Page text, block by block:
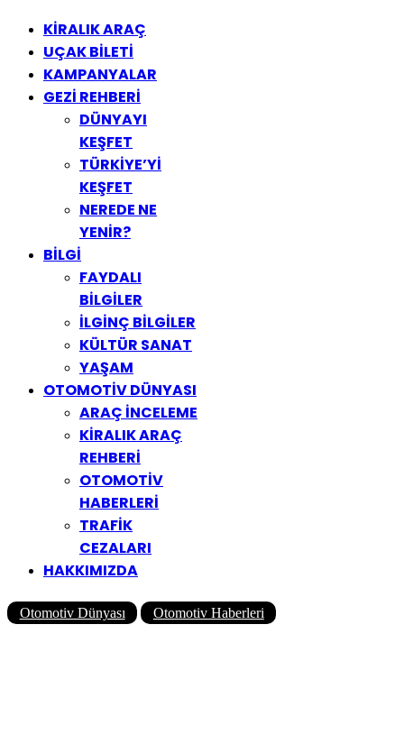
KİRALIK ARAÇ
UÇAK BİLETİ
KAMPANYALAR
GEZİ REHBERİ
DÜNYAYI
KEŞFET
TÜRKİYE’Yİ
KEŞFET
NEREDE NE
YENİR?
BİLGİ
FAYDALI
BİLGİLER
İLGİNÇ BİLGİLER
KÜLTÜR SANAT
YAŞAM
OTOMOTİV DÜNYASI
ARAÇ İNCELEME
KİRALIK ARAÇ
REHBERİ
OTOMOTİV
HABERLERİ
TRAFİK
CEZALARI
HAKKIMIZDA
Otomotiv Dünyası Otomotiv Haberleri